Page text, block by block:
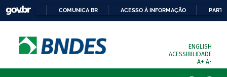
COMUNICA BR ACESSO À INFORMAÇÃO
ENGLISH
ACESSIBILIDADE
A+ A-